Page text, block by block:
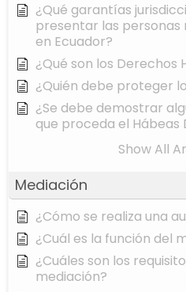
¿Qué garantías
presentar las personas
en Ecuador?
¿Qué son los Derechos
¿Quién debe proteger
¿Se debe demostrar
que proceda el Hábeas
Show All
Mediación
¿Cómo se realiza una
¿Cuál es la función del
¿Cuáles son los
mediación?